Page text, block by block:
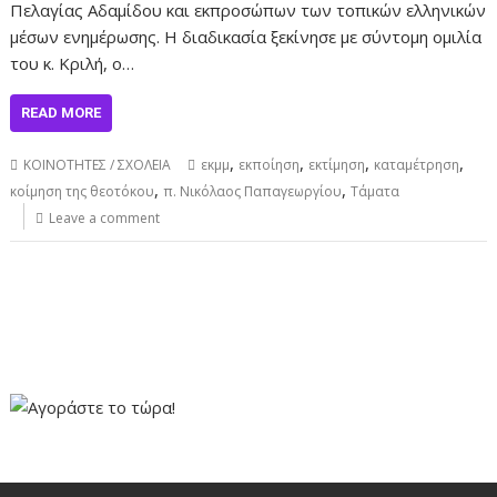
Πελαγίας Αδαμίδου και εκπροσώπων των τοπικών ελληνικών
μέσων ενημέρωσης. Η διαδικασία ξεκίνησε με σύντομη ομιλία
του κ. Κριλή, ο…
READ MORE
ΚΟΙΝΟΤΗΤΕΣ / ΣΧΟΛΕΙΑ εκμμ, εκποίηση, εκτίμηση, καταμέτρηση,
κοίμηση της θεοτόκου,π. Νικόλαος Παπαγεωργίου,Τάματα
Leave a comment